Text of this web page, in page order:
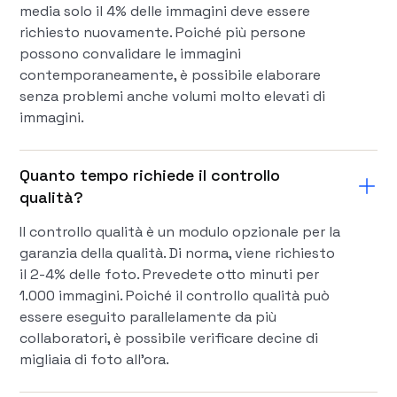
media solo il 4% delle immagini deve essere
richiesto nuovamente. Poiché più persone
possono convalidare le immagini
contemporaneamente, è possibile elaborare
senza problemi anche volumi molto elevati di
immagini.
Quanto tempo richiede il controllo
qualità?
Il controllo qualità è un modulo opzionale per la
garanzia della qualità. Di norma, viene richiesto
il 2-4% delle foto. Prevedete otto minuti per
1.000 immagini. Poiché il controllo qualità può
essere eseguito parallelamente da più
collaboratori, è possibile verificare decine di
migliaia di foto all'ora.